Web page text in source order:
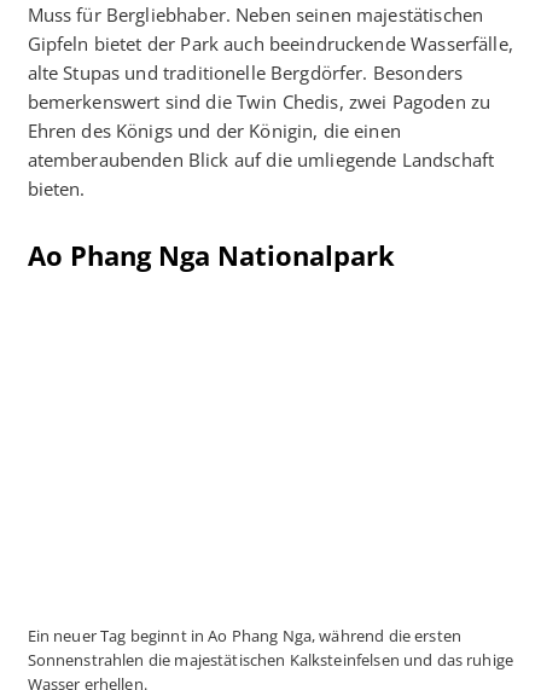
Muss für Bergliebhaber. Neben seinen majestätischen
Gipfeln bietet der Park auch beeindruckende Wasserfälle,
alte Stupas und traditionelle Bergdörfer. Besonders
bemerkenswert sind die Twin Chedis, zwei Pagoden zu
Ehren des Königs und der Königin, die einen
atemberaubenden Blick auf die umliegende Landschaft
bieten.
Ao Phang Nga Nationalpark
Ein neuer Tag beginnt in Ao Phang Nga, während die ersten
Sonnenstrahlen die majestätischen Kalksteinfelsen und das ruhige
Wasser erhellen.